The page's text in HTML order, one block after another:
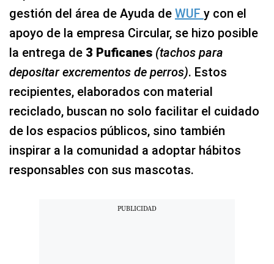
gestión del área de Ayuda de WUF y con el
apoyo de la empresa Circular, se hizo posible
la entrega de 3 Puficanes (tachos para
depositar excrementos de perros). Estos
recipientes, elaborados con material
reciclado, buscan no solo facilitar el cuidado
de los espacios públicos, sino también
inspirar a la comunidad a adoptar hábitos
responsables con sus mascotas.